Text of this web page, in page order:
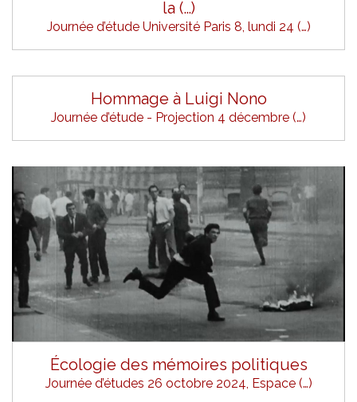
la (…)
Journée d’étude Université Paris 8, lundi 24 (…)
Hommage à Luigi Nono
Journée d’étude - Projection 4 décembre (…)
Écologie des mémoires politiques
Journée d’études 26 octobre 2024, Espace (…)